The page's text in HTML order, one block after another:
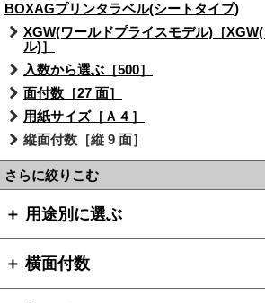
BOXAGプリンタラベル(シートタイプ)
XGW(ワールドプライスモデル)［
ル)］
入数から選ぶ［500］
面付数［27 面］
用紙サイズ［Ａ４］
縦面付数［縦 9 面］
さらに絞りこむ
＋ 用途別に選ぶ
＋ 横面付数